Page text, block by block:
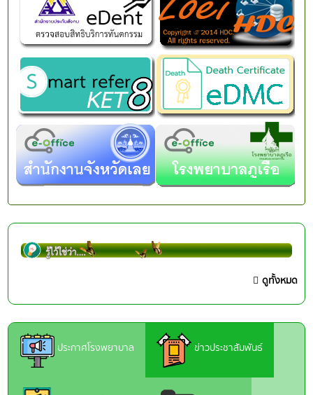
ดูทั้งหมด
ประกาศโรงพยาบาล ข่าวประชาสัมพันธ์